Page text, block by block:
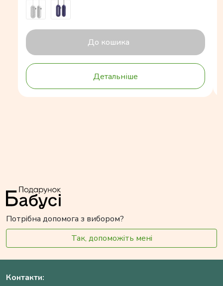
До кошика
Детальніше
Потрібна допомога з вибором?
Так, допоможіть мені
Контакти: